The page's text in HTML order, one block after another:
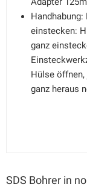
einstecken:
ganz
Hülse
ganz heraus
SDS Bohrer in